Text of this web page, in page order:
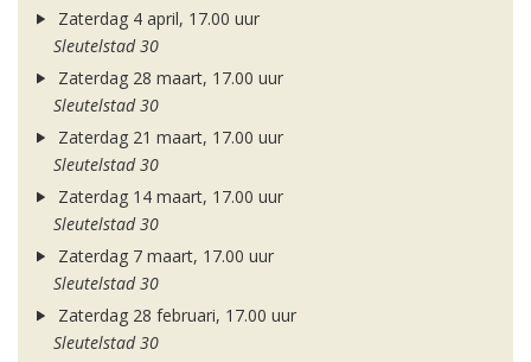
Zaterdag 4 april, 17.00 uur
Sleutelstad 30
Zaterdag 28 maart, 17.00 uur
Sleutelstad 30
Zaterdag 21 maart, 17.00 uur
Sleutelstad 30
Zaterdag 14 maart, 17.00 uur
Sleutelstad 30
Zaterdag 7 maart, 17.00 uur
Sleutelstad 30
Zaterdag 28 februari, 17.00 uur
Sleutelstad 30